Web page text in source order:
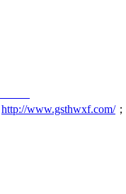
http://www.gsthwxf.com/；